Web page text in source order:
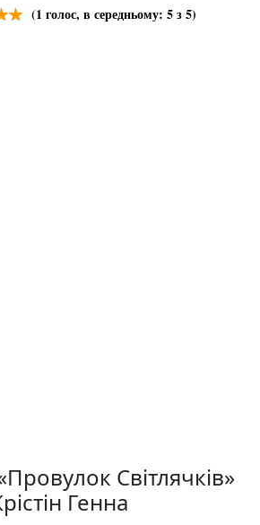
(1 голос, в середньому: 5з 5)
Світлячків»
Генна